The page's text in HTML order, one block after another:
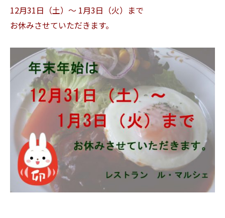
12月31日（土）～ 1月3日（火）まで
お休みさせていただきます。